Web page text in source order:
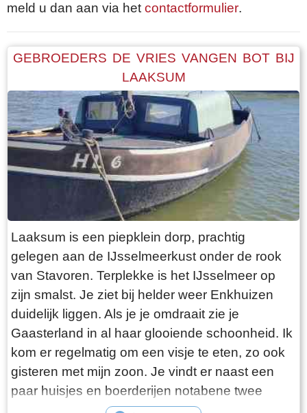
meld u dan aan via hetcontactformulier.
GEBROEDERS DE VRIES VANGEN BOT BIJ
LAAKSUM
Laaksum is een piepklein dorp, prachtig
gelegen aan de IJsselmeerkust onder de rook
van Stavoren. Terplekke is het IJsselmeer op
zijn smalst. Je ziet bij helder weer Enkhuizen
duidelijk liggen. Als je je omdraait zie je
Gaasterland in al haar glooiende schoonheid. Ik
kom er regelmatig om een visje te eten, zo ook
gisteren met mijn zoon. Je vindt er naast een
paar huisjes en boerderijen notabene twee
visrestaurants op steenworp afstand van elkaar.